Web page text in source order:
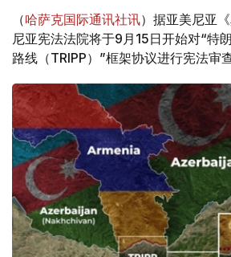
（哈萨克国际通讯社讯）据亚美尼亚
尼亚宪法法院将于9月15日开始对“特
路线（TRIPP）”框架协议进行宪法审查